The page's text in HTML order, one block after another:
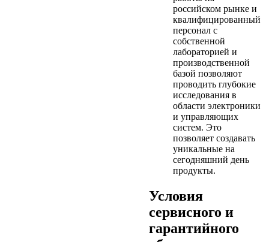
российском рынке и
квалифицированный
персонал с
собственной
лабораторией и
производственной
базой позволяют
проводить глубокие
исследования в
области электроники
и управляющих
систем. Это
позволяет создавать
уникальные на
сегодняшний день
продукты.
Условия
сервисного и
гарантийного